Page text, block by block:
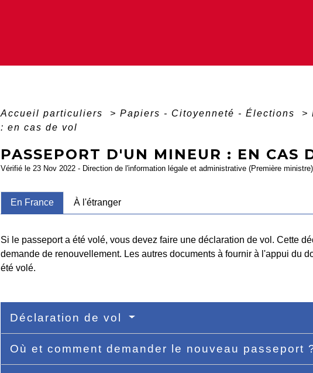
Accueil particuliers > Papiers - Citoyenneté - Élections >
: en cas de vol
PASSEPORT D'UN MINEUR : EN CAS
Vérifié le 23 Nov 2022 - Direction de l'information légale et administrative (Première
En France À l'étranger
Si le passeport a été volé, vous devez faire une déclaration de vol. Cette
demande de renouvellement. Les autres documents à fournir à l'appui du
été volé.
Déclaration de vol
Où et comment demander le nouveau passeport